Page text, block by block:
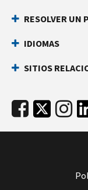
RESOLVER UN
IDIOMAS
SITIOS